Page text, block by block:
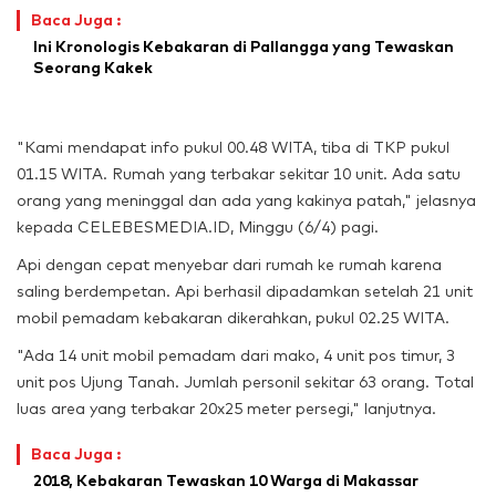
Baca Juga :
Ini Kronologis Kebakaran di Pallangga yang Tewaskan
Seorang Kakek
"Kami mendapat info pukul 00.48 WITA, tiba di TKP pukul
01.15 WITA. Rumah yang terbakar sekitar 10 unit. Ada satu
orang yang meninggal dan ada yang kakinya patah," jelasnya
kepada CELEBESMEDIA.ID, Minggu (6/4) pagi.
Api dengan cepat menyebar dari rumah ke rumah karena
saling berdempetan. Api berhasil dipadamkan setelah 21 unit
mobil pemadam kebakaran dikerahkan, pukul 02.25 WITA.
"Ada 14 unit mobil pemadam dari mako, 4 unit pos timur, 3
unit pos Ujung Tanah. Jumlah personil sekitar 63 orang. Total
luas area yang terbakar 20x25 meter persegi," lanjutnya.
Baca Juga :
2018, Kebakaran Tewaskan 10 Warga di Makassar